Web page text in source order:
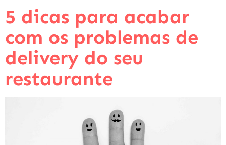
5 dicas para acabar
com os problemas de
delivery do seu
restaurante